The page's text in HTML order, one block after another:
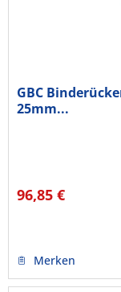
GBC
25mm...
96,85 €
Merken